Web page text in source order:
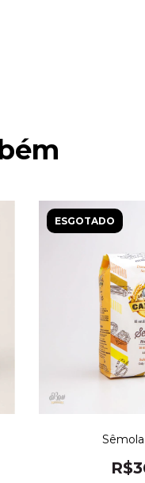
ESGOTADO